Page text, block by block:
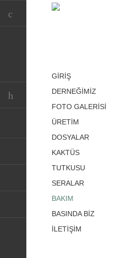
GİRİŞ
DERNEĞİMİZ
FOTO GALERİSİ
ÜRETİM
DOSYALAR
KAKTÜS
TUTKUSU
SERALAR
BAKIM
BASINDA BİZ
İLETİŞİM